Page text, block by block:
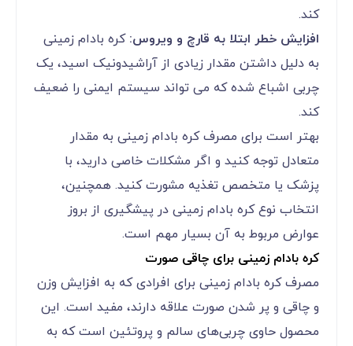
کند.
افزایش خطر ابتلا به قارچ و ویروس:کره بادام زمینی
به دلیل داشتن مقدار زیادی از آراشیدونیک اسید، یک
چربی اشباع شده که می تواند سیستم ایمنی را ضعیف
کند.
بهتر است برای مصرف کره بادام زمینی به مقدار
متعادل توجه کنید و اگر مشکلات خاصی دارید، با
پزشک یا متخصص تغذیه مشورت کنید. همچنین،
انتخاب نوع کره بادام زمینی در پیشگیری از بروز
عوارض مربوط به آن بسیار مهم است.
کره بادام زمینی برای چاقی صورت
مصرف کره بادام زمینی برای افرادی که به افزایش وزن
و چاقی و پر شدن صورت علاقه دارند، مفید است. این
محصول حاوی چربی‌های سالم و پروتئین است که به